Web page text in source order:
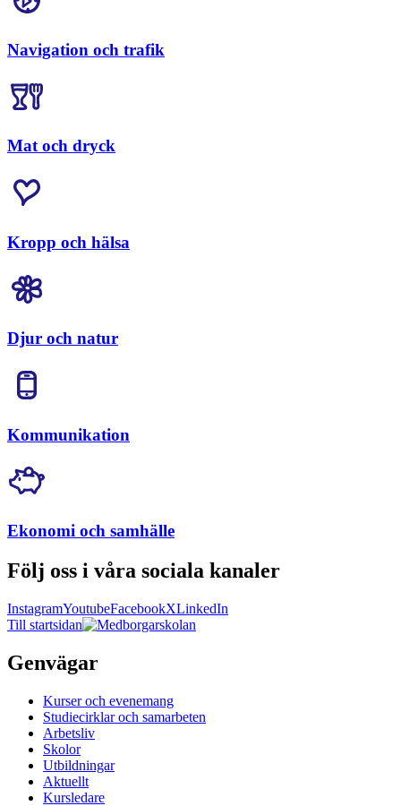
Navigation och trafik
Mat och dryck
Kropp och hälsa
Djur och natur
Kommunikation
Ekonomi och samhälle
Följ oss i våra sociala kanaler
InstagramYoutubeFacebookXLinkedIn
Till startsidan
Genvägar
Kurser och evenemang
Studiecirklar och samarbeten
Arbetsliv
Skolor
Utbildningar
Aktuellt
Kursledare